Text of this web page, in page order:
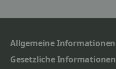
Allgemeine Informationen
Gesetzliche Informationen